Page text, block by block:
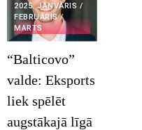
2025. JANVĀRIS /
FEBRUĀRIS /
MARTS
“Balticovo”
valde: Eksports
liek spēlēt
augstākajā līgā